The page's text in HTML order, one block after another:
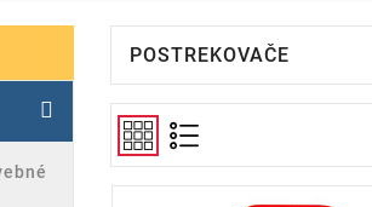
POSTREKOVAČE